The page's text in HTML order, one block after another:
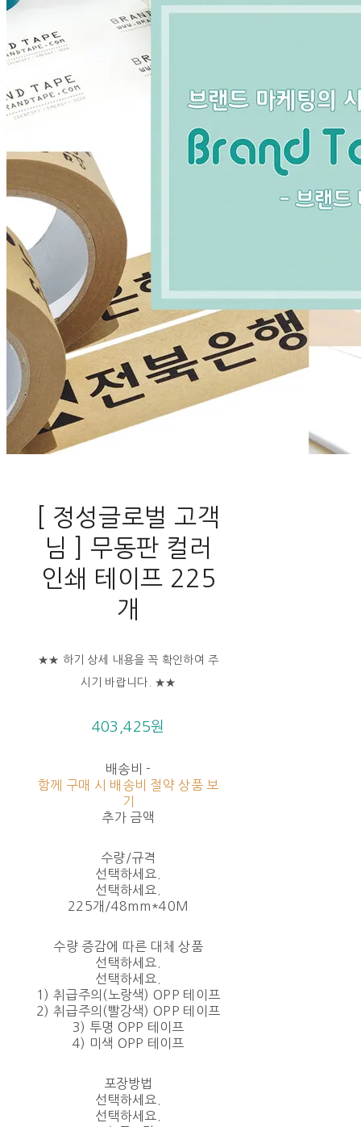
[ 정성글로벌 고객
님 ] 무동판 컬러
인쇄 테이프 225
개
★★ 하기 상세 내용을 꼭 확인하여 주
시기 바랍니다. ★★
403,425원
배송비 -
함께 구매 시 배송비 절약 상품 보
기
추가 금액
수량/규격
선택하세요.
선택하세요.
225개/48mm*40M
수량 증감에 따른 대체 상품
선택하세요.
선택하세요.
1) 취급주의(노랑색) OPP 테이프
2) 취급주의(빨강색) OPP 테이프
3) 투명 OPP 테이프
4) 미색 OPP 테이프
포장방법
선택하세요.
선택하세요.